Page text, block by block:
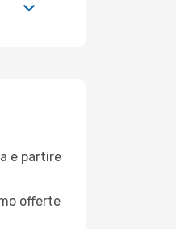
e partire
offerte